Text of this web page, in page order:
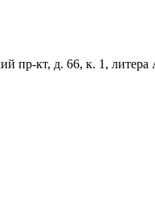
пр-кт, д. 66, к. 1, литера